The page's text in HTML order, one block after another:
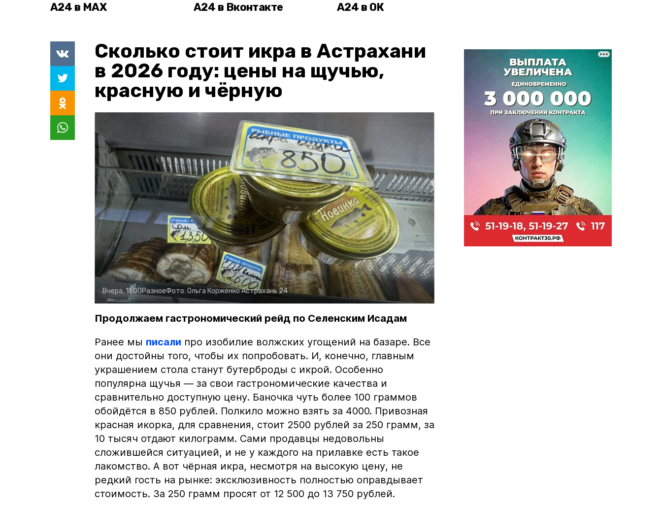
А24 в MAX А24 в Вконтакте А24 в ОК
Сколько стоит икра в Астрахани
в 2026 году: цены на щучью,
красную и чёрную
Вчера, 11:00РазноеФото: Ольга КорженкоАстрахань 24
Продолжаем гастрономический рейд по Селенским Исадам
Ранее мы писали про изобилие волжских угощений на базаре. Все
они достойны того, чтобы их попробовать. И, конечно, главным
украшением стола станут бутерброды с икрой. Особенно
популярна щучья — за свои гастрономические качества и
сравнительно доступную цену. Баночка чуть более 100 граммов
обойдётся в 850 рублей. Полкило можно взять за 4000. Привозная
красная икорка, для сравнения, стоит 2500 рублей за 250 грамм, за
10 тысяч отдают килограмм. Сами продавцы недовольны
сложившейся ситуацией, и не у каждого на прилавке есть такое
лакомство. А вот чёрная икра, несмотря на высокую цену, не
редкий гость на рынке: эксклюзивность полностью оправдывает
стоимость. За 250 грамм просят от 12 500 до 13 750 рублей.